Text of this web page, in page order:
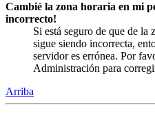
Cambié la zona horaria en mi
incorrecto!
Si está seguro de que de la
sigue siendo incorrecta,
servidor es errónea. Por
Administración para
Arriba